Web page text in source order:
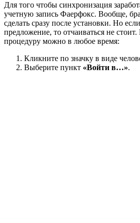
Для того чтобы синхронизация
учетную запись Фаерфокс. Вообще,
сделать сразу после установки. Но
предложение, то отчаиваться не
процедуру можно в любое время:
Кликните по значку в виде
Выберите пункт «Войти в…».